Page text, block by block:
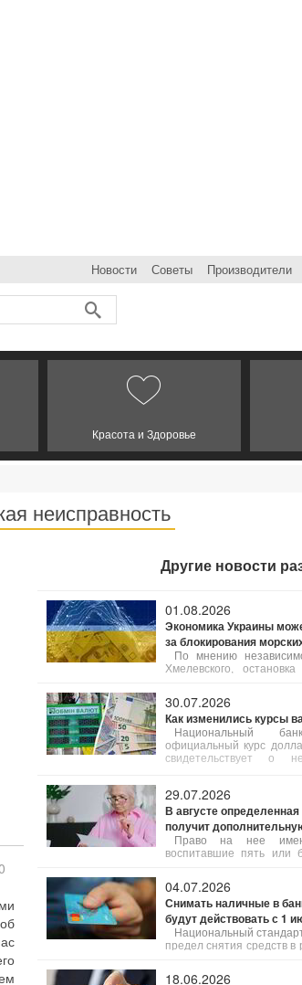
Новости Советы Производители
Красота и Здоровье
неисправность
Другие новости
01.08.2026
Экономика Украины
за блокирования
По мнению
Хмелевского,
что приведет к
снижению
30.07.2026
Как изменились курсы
Национальный
официальный курс
свидетельствует о
29.07.2026
В августе
получит
Право на нее
воспитавшие пять или
на 24 канале, под
так и усыновленных детей.
04.07.2026
Снимать наличные в
будут действовать с 1
Национальный
предел снятия средств
как операций через
18.06.2026